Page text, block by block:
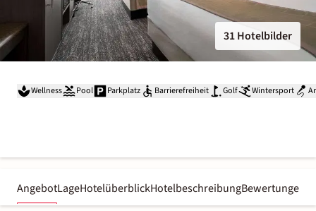
31 Hotelbilder
Wellness Pool Parkplatz Barrierefreiheit Golf Wintersport
AngebotLageHotelüberblickHotelbeschreibungBewertungen